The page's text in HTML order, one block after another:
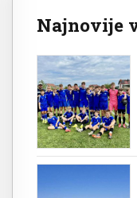
Najnovije